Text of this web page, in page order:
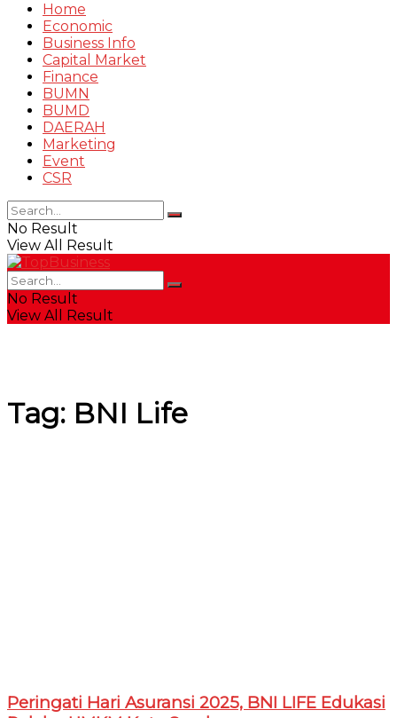
Home
Economic
Business Info
Capital Market
Finance
BUMN
BUMD
DAERAH
Marketing
Event
CSR
No Result
View All Result
No Result
View All Result
Tag: BNI Life
Peringati Hari Asuransi 2025, BNI LIFE Edukasi